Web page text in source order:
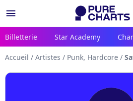
menu
Billetterie Star Academy
Accueil / Artistes / Punk, Hardcore /